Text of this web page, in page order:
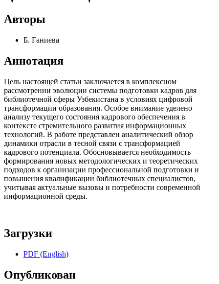
Авторы
Б. Ганиева
Аннотация
Цель настоящей статьи заключается в комплексном
рассмотрении эволюции системы подготовки кадров для
библиотечной сферы Узбекистана в условиях цифровой
трансформaции образования. Особое внимание уделено
анализу текущего состояния кадрового обеспечения в
контексте стремительного развития информaционных
технологий. В работе представлен аналитический обзор
динамики отрасли в тесной связи с трансформaцией
кадрового потенциала. Обосновывается необходимость
формирования новых методологических и теоретических
подходов к организaции профессиональной подготовки и
повышения квалификaции библиотечных специалистов,
учитывая актуальные вызовы и потребности современной
информaционной среды.
Загрузки
PDF (English)
Опубликован